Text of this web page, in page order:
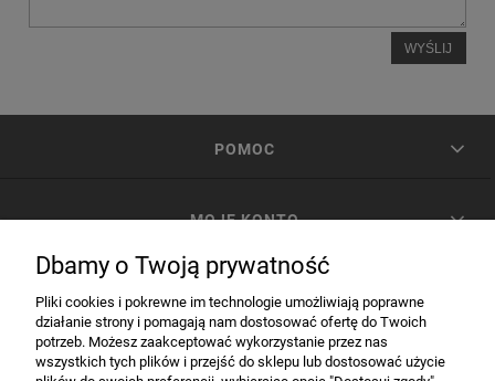
WYŚLIJ
POMOC
MOJE KONTO
INFORMACJE
Dbamy o Twoją prywatność
Pliki cookies i pokrewne im technologie umożliwiają poprawne
działanie strony i pomagają nam dostosować ofertę do Twoich
potrzeb. Możesz zaakceptować wykorzystanie przez nas
wszystkich tych plików i przejść do sklepu lub dostosować użycie